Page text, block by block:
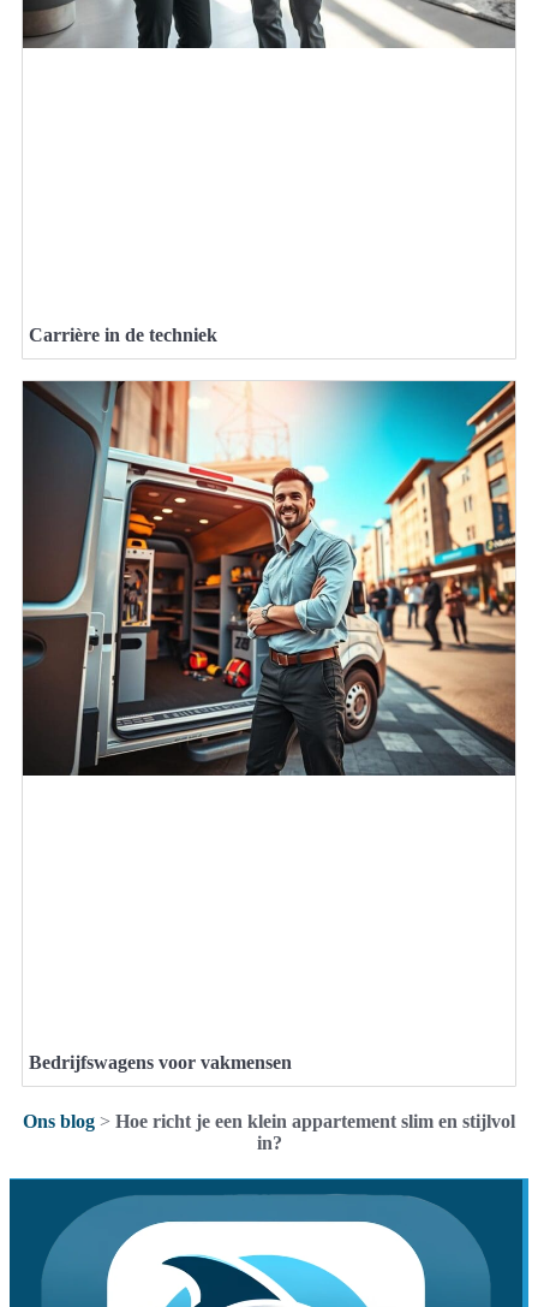
Carrière in de techniek
Bedrijfswagens voor vakmensen
Ons blog > Hoe richt je een klein appartement slim en stijlvol
in?